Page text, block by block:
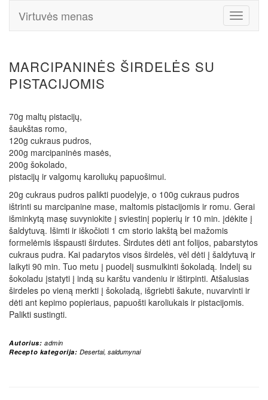
Toggle
Virtuvės menas
MARCIPANINĖS ŠIRDELĖS SU
PISTACIJOMIS
70g maltų pistacijų,
šaukštas romo,
120g cukraus pudros,
200g marcipaninės masės,
200g šokolado,
pistacijų ir valgomų karoliukų papuošimui.
20g cukraus pudros palikti puodelyje, o 100g cukraus pudros
ištrinti su marcipanine mase, maltomis pistacijomis ir romu. Gerai
išminkytą masę suvyniokite į sviestinį popierių ir 10 min. įdėkite į
šaldytuvą. Išimti ir iškočioti 1 cm storio lakštą bei mažomis
formelėmis išspausti širdutes. Širdutes dėti ant folijos, pabarstytos
cukraus pudra. Kai padarytos visos širdelės, vėl dėti į šaldytuvą ir
laikyti 90 min. Tuo metu į puodelį susmulkinti šokoladą. Indelį su
šokoladu įstatyti į indą su karštu vandeniu ir ištirpinti. Atšalusias
širdeles po vieną merkti į šokoladą, išgriebti šakute, nuvarvinti ir
dėti ant kepimo popieriaus, papuošti karoliukais ir pistacijomis.
Palikti sustingti.
Autorius: admin
Recepto kategorija: Desertai, saldumynai